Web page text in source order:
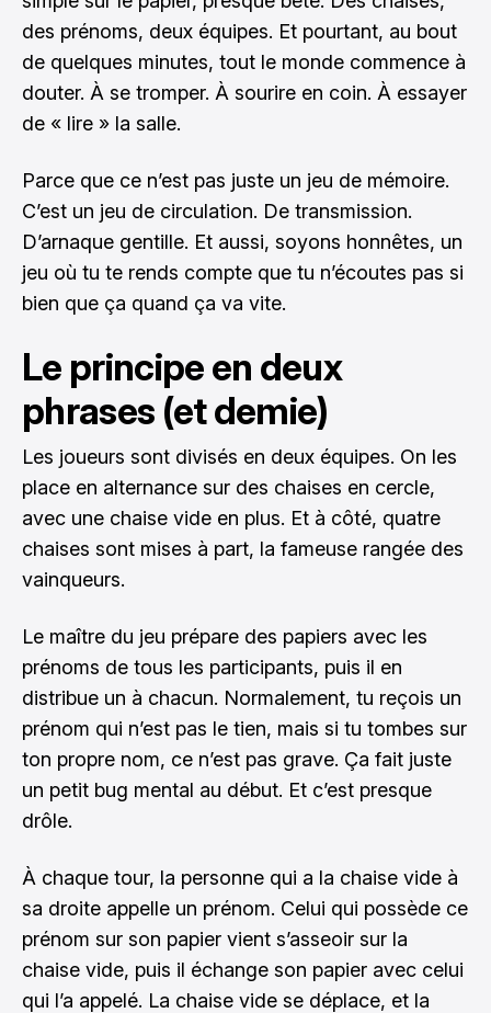
des prénoms, deux équipes. Et pourtant, au bout
de quelques minutes, tout le monde commence à
douter. À se tromper. À sourire en coin. À essayer
de « lire » la salle.
Parce que ce n’est pas juste un jeu de mémoire.
C’est un jeu de circulation. De transmission.
D’arnaque gentille. Et aussi, soyons honnêtes, un
jeu où tu te rends compte que tu n’écoutes pas si
bien que ça quand ça va vite.
Le principe en deux
phrases (et demie)
Les joueurs sont divisés en deux équipes. On les
place en alternance sur des chaises en cercle,
avec une chaise vide en plus. Et à côté, quatre
chaises sont mises à part, la fameuse rangée des
vainqueurs.
Le maître du jeu prépare des papiers avec les
prénoms de tous les participants, puis il en
distribue un à chacun. Normalement, tu reçois un
prénom qui n’est pas le tien, mais si tu tombes sur
ton propre nom, ce n’est pas grave. Ça fait juste
un petit bug mental au début. Et c’est presque
drôle.
À chaque tour, la personne qui a la chaise vide à
sa droite appelle un prénom. Celui qui possède ce
prénom sur son papier vient s’asseoir sur la
chaise vide, puis il échange son papier avec celui
qui l’a appelé. La chaise vide se déplace, et la